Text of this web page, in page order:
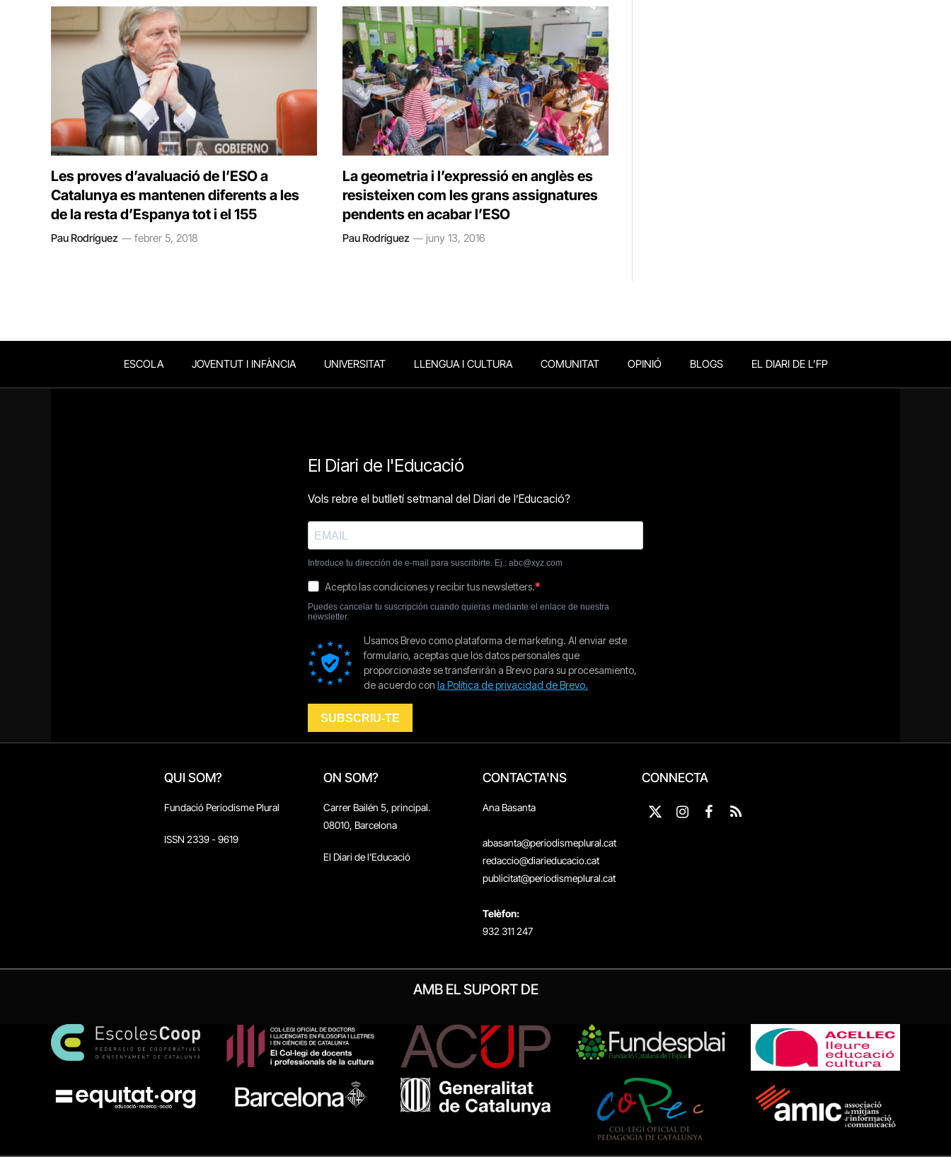
Les proves d’avaluació de l’ESO a
Catalunya es mantenen diferents a les
de la resta d’Espanya tot i el 155
Pau Rodríguez febrer 5, 2018
La geometria i l’expressió en anglès es
resisteixen com les grans assignatures
pendents en acabar l’ESO
Pau Rodríguez juny 13, 2016
ESCOLA JOVENTUT I INFÀNCIA UNIVERSITAT LLENGUA I CULTURA COMUNITAT OPINIÓ BLOGS EL DIARI DE L’FP
QUI SOM?
Fundació Periodisme Plural
ISSN 2339 - 9619
ON SOM?
Carrer Bailén 5, principal.
08010, Barcelona
El Diari de l'Educació
CONTACTA'NS
Ana Basanta
abasanta@periodismeplural.cat
redaccio@diarieducacio.cat
publicitat@periodismeplural.cat
Telèfon:
932 311 247
CONNECTA
X
Instagram
Facebook
RSS
AMB EL SUPORT DE